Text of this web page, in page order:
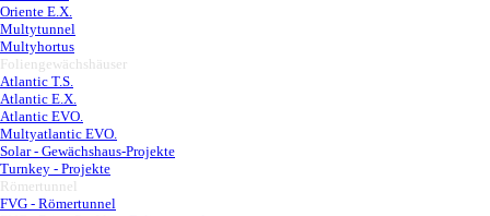
Oriente E.X.
Multytunnel
Multyhortus
Foliengewächshäuser
Atlantic T.S.
Atlantic E.X.
Atlantic EVO.
Multyatlantic EVO.
Solar - Gewächshaus-Projekte
Turnkey - Projekte
Römertunnel
FVG - Römertunnel